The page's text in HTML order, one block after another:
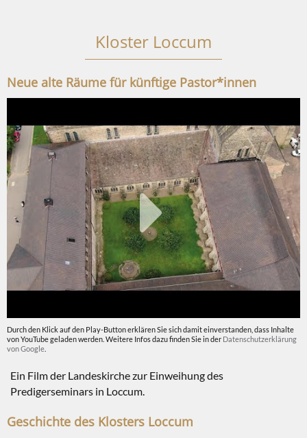
Kloster Loccum
Neue alte Räume für künftige Pastor*innen
Durch den Klick auf den Play-Button erklären Sie sich damit einverstanden, dass Inhalte
von YouTube geladen werden. Weitere Infos dazu finden Sie in der Datenschutzerklärung
von Google
Ein Film der Landeskirche zur Einweihung des
Predigerseminars in Loccum.
Geschichte des Klosters Loccum